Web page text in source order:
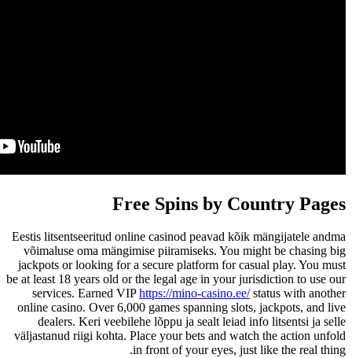
Free
Eestis litsentseeritud online casinod
võimaluse oma mängimise
jackpots or looking for a secure
be at least 18 years old or the legal
services. Earned VIPhttps://
online casino. Over 6,000 games
dealers. Keri veebilehe lõppu
väljastanud riigi kohta. Place your
in front of